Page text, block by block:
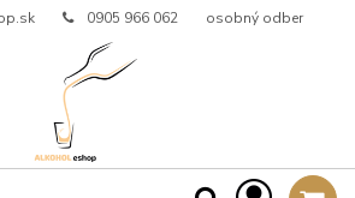
0905 966 062 osobný odber